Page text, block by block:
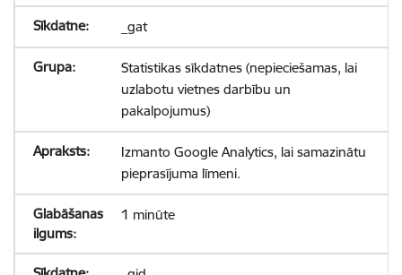
_gat
Statistikas sīkdatnes (nepieciešamas, lai
uzlabotu vietnes darbību un
pakalpojumus)
Izmanto Google Analytics, lai samazinātu
pieprasījuma līmeni.
1 minūte